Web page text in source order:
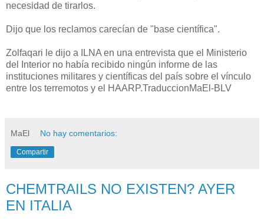
necesidad de tirarlos.
Dijo que los reclamos carecían de "base científica".
Zolfaqari le dijo a ILNA en una entrevista que el Ministerio
del Interior no había recibido ningún informe de las
instituciones militares y científicas del país sobre el vínculo
entre los terremotos y el HAARP.TraduccionMaEl-BLV
MaEl No hay comentarios:
Compartir
CHEMTRAILS NO EXISTEN? AYER
EN ITALIA